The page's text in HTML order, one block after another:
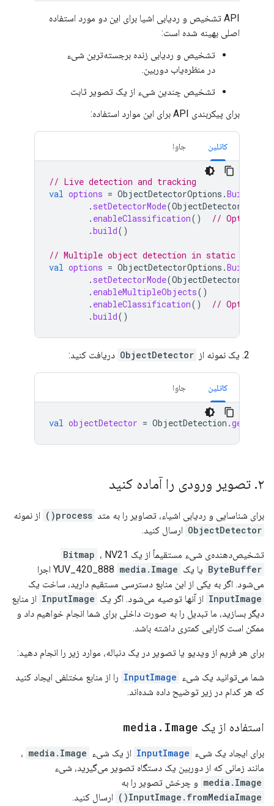
API تشخیص و ردیابی اشیا برای این دو مورد استفاده
اصلی بهینه شده است:
تشخیص و ردیابی زنده برجسته‌ترین شیء
در منظره‌یاب دوربین.
تشخیص چندین شیء از یک تصویر ثابت
برای پیکربندی API برای این موارد استفاده:
کاتلین جاوا
// Live detection and tracking
val options = ObjectDetectorOptions .Builder
. setDetectorMode(
. enableClassification()
// Optional
.build()
// Multiple object detection in static images
val options = ObjectDetectorOptions .Builder
. setDetectorMode(
. enableMultipleObjects()
. enableClassification()
// Optional
.build()
یک نمونه از ObjectDetector دریافت کنید:
کاتلین جاوا
val objectDetector = ObjectDetection .
۲. تصویر ورودی را آماده کنید
برای شناسایی و ردیابی اشیاء، تصاویر را به متد process()
از نمونه
ObjectDetector ارسال کنید.
تشخیص‌دهنده‌ی شیء مستقیماً از یک Bitmap ، NV21
ByteBuffer یا یک YUV_420_888 media.Image
اجرا
می‌شود. اگر به یکی از این منابع دسترسی مستقیم دارید، ساخت یک
InputImage از آنها توصیه می‌شود. اگر یک InputImage از منابع
دیگر بسازید، ما تبدیل را به صورت داخلی برای شما انجام خواهیم داد و
ممکن است کارایی کمتری داشته باشد.
برای هر فریم از ویدیو یا تصویر در یک دنباله، موارد زیر را انجام دهید:
شما می‌توانید یک شیء InputImage را از منابع مختلفی ایجاد کنید
که هر کدام در زیر توضیح داده شده‌اند.
استفاده از یک media . Image
برای ایجاد یک شیء InputImage از یک شیء media.Image ،
مانند زمانی که از دوربین یک دستگاه تصویر می‌گیرید، شیء
media.Image و چرخش تصویر را به
InputImage.fromMediaImage()
ارسال کنید.